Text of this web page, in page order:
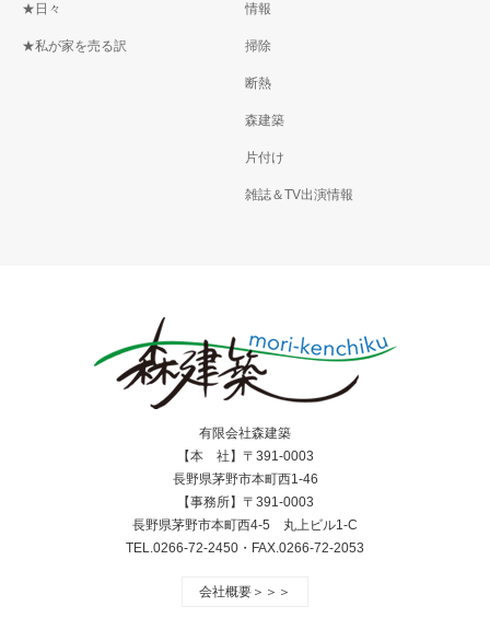
★日々
★私が家を売る訳
情報
掃除
断熱
森建築
片付け
雑誌＆TV出演情報
有限会社森建築
【本 社】〒391-0003
長野県茅野市本町西1-46
【事務所】〒391-0003
長野県茅野市本町西4-5 丸上ビル1-C
TEL.0266-72-2450・FAX.0266-72-2053
会社概要＞＞＞